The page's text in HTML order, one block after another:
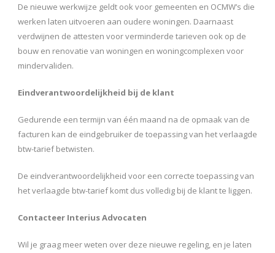
De nieuwe werkwijze geldt ook voor gemeenten en OCMW’s die
werken laten uitvoeren aan oudere woningen. Daarnaast
verdwijnen de attesten voor verminderde tarieven ook op de
bouw en renovatie van woningen en woningcomplexen voor
mindervaliden.
Eindverantwoordelijkheid bij de klant
Gedurende een termijn van één maand na de opmaak van de
facturen kan de eindgebruiker de toepassing van het verlaagde
btw-tarief betwisten.
De eindverantwoordelijkheid voor een correcte toepassing van
het verlaagde btw-tarief komt dus volledig bij de klant te liggen.
Contacteer Interius Advocaten
Wil je graag meer weten over deze nieuwe regeling, en je laten